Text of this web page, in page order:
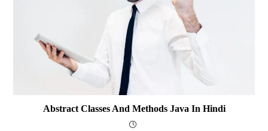
Abstract Classes And Methods Java In Hindi